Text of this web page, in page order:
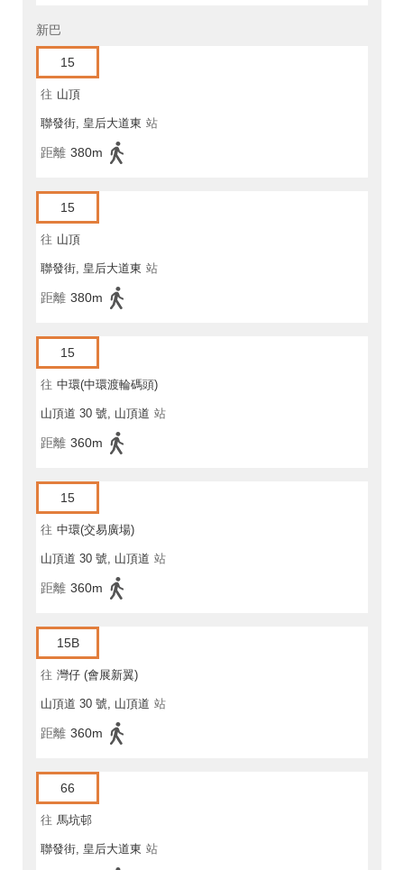
新巴
15
往 山頂
聯發街, 皇后大道東 站
距離 380m
15
往 山頂
聯發街, 皇后大道東 站
距離 380m
15
往 中環(中環渡輪碼頭)
山頂道 30 號, 山頂道 站
距離 360m
15
往 中環(交易廣場)
山頂道 30 號, 山頂道 站
距離 360m
15B
往 灣仔 (會展新翼)
山頂道 30 號, 山頂道 站
距離 360m
66
往 馬坑邨
聯發街, 皇后大道東 站